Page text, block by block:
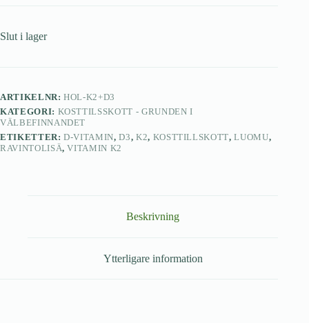
Slut i lager
ARTIKELNR:HOL-K2+D3
KATEGORI: KOSTTILSSKOTT - GRUNDEN I
VÄLBEFINNANDET
ETIKETTER:D-VITAMIN,D3, K2, KOSTTILLSKOTT,LUOMU,
RAVINTOLISÄ,VITAMIN K2
Beskrivning
Ytterligare information